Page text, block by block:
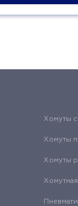
Хомуты
Хомуты
Хомуты